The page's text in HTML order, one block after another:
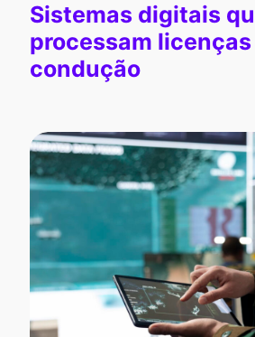
Sistemas digitais
processam licenças
condução